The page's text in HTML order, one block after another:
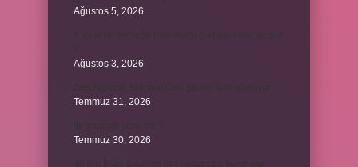
Ağustos 5, 2026
6 aylık bir bebeğe balkabağı çorbası nasıl yapılır
Ağustos 3, 2026
Temmuz 31, 2026
Temmuz 30, 2026